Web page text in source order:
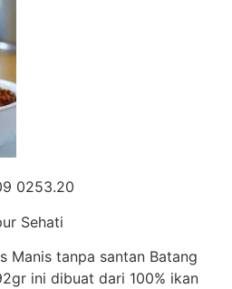
0253.20
Sehati
Manis tanpa santan Batang
ini dibuat dari 100% ikan